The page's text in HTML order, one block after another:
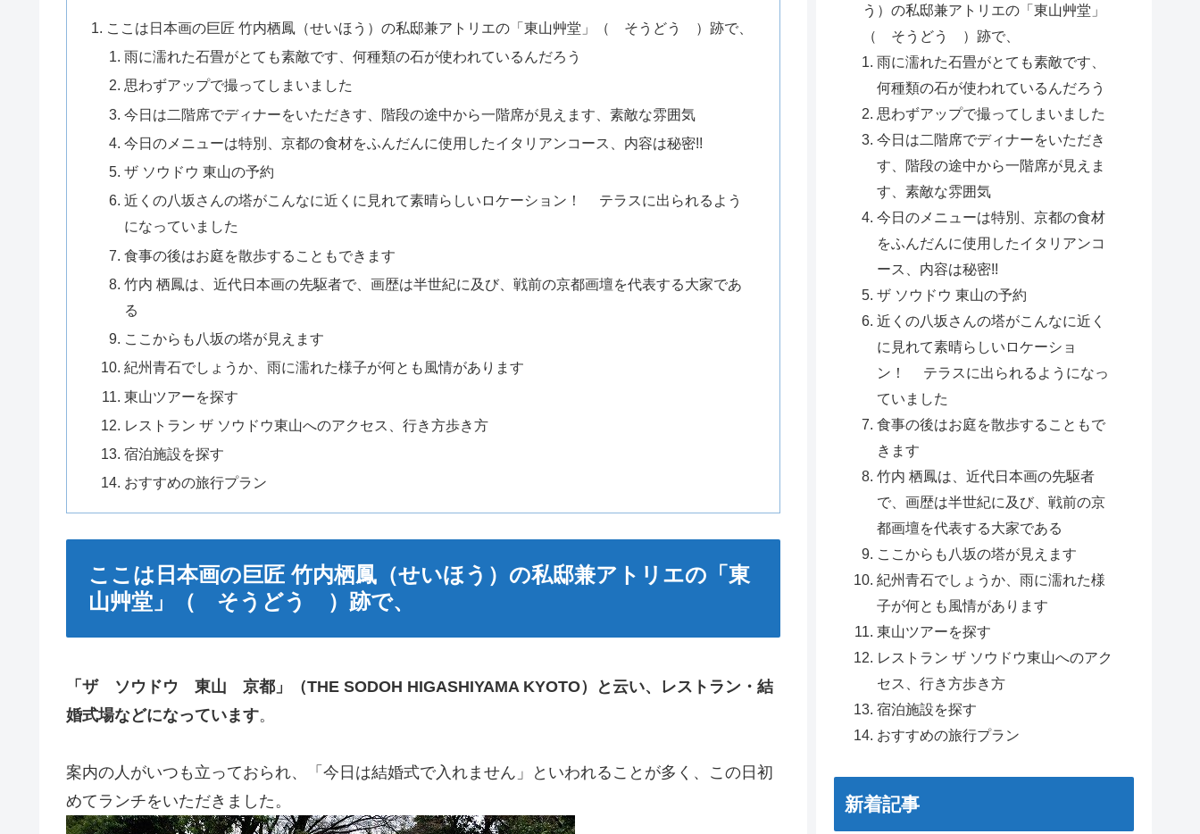
ここは日本画の巨匠 竹内栖鳳（せいほう）の私邸兼アトリエの「東山艸堂」（ そうどう ）跡で、
雨に濡れた石畳がとても素敵です、何種類の石が使われているんだろう
思わずアップで撮ってしまいました
今日は二階席でディナーをいただきす、階段の途中から一階席が見えます、素敵な雰囲気
今日のメニューは特別、京都の食材をふんだんに使用したイタリアンコース、内容は秘密!!
ザ ソウドウ 東山の予約
近くの八坂さんの塔がこんなに近くに見れて素晴らしいロケーション！ テラスに出られるよう
になっていました
食事の後はお庭を散歩することもできます
竹内 栖鳳は、近代日本画の先駆者で、画歴は半世紀に及び、戦前の京都画壇を代表する大家であ
る
ここからも八坂の塔が見えます
紀州青石でしょうか、雨に濡れた様子が何とも風情があります
東山ツアーを探す
レストラン ザ ソウドウ東山へのアクセス、行き方歩き方
宿泊施設を探す
おすすめの旅行プラン
ここは日本画の巨匠 竹内栖鳳（せいほう）の私邸兼アトリエの「東
山艸堂」（ そうどう ）跡で、
「ザ ソウドウ 東山 京都」（THE SODOH HIGASHIYAMA KYOTO）と云い、レストラン・結
婚式場などになっています。
案内の人がいつも立っておられ、「今日は結婚式で入れません」といわれることが多く、この日初
めてランチをいただきました。
う）の私邸兼アトリエの「東山艸堂」
（ そうどう ）跡で、
雨に濡れた石畳がとても素敵です、
何種類の石が使われているんだろう
思わずアップで撮ってしまいました
今日は二階席でディナーをいただき
す、階段の途中から一階席が見えま
す、素敵な雰囲気
今日のメニューは特別、京都の食材
をふんだんに使用したイタリアンコ
ース、内容は秘密!!
ザ ソウドウ 東山の予約
近くの八坂さんの塔がこんなに近く
に見れて素晴らしいロケーショ
ン！ テラスに出られるようになっ
ていました
食事の後はお庭を散歩することもで
きます
竹内 栖鳳は、近代日本画の先駆者
で、画歴は半世紀に及び、戦前の京
都画壇を代表する大家である
ここからも八坂の塔が見えます
紀州青石でしょうか、雨に濡れた様
子が何とも風情があります
東山ツアーを探す
レストラン ザ ソウドウ東山へのアク
セス、行き方歩き方
宿泊施設を探す
おすすめの旅行プラン
新着記事